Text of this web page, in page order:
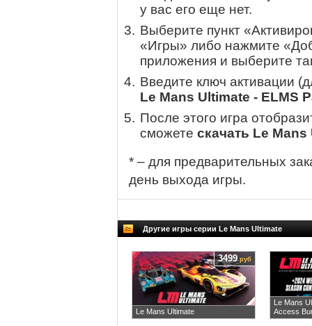
у вас его еще нет.
Выберите пункт
«Игры» либо нажмите
приложения и выберите
Введите ключ активации
Le Mans Ultimate - ELMS
После этого игра
сможете скачать Le
* – для предварительных
день выхода игры.
Другие игры серии Le Mans Ultimate
Le Mans Ultimate
3499руб
Le Mans
Access